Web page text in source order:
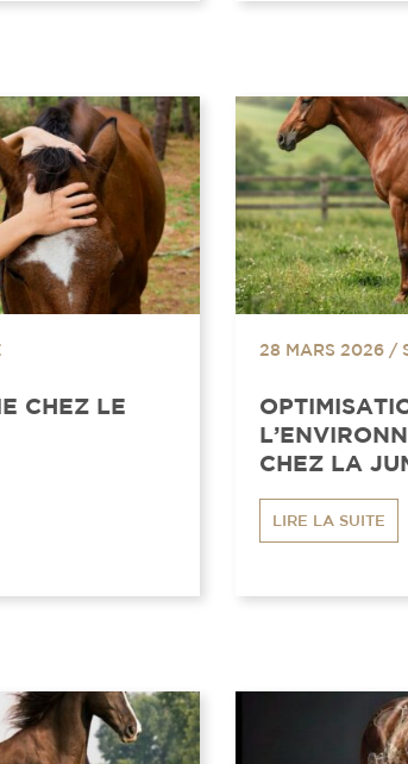
CHEZ LE
28 MARS 2026 /
CHEZ LA
LIRE LA SUITE